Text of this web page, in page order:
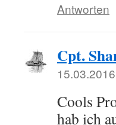
Antworten
Cpt.
Cools
hab ich